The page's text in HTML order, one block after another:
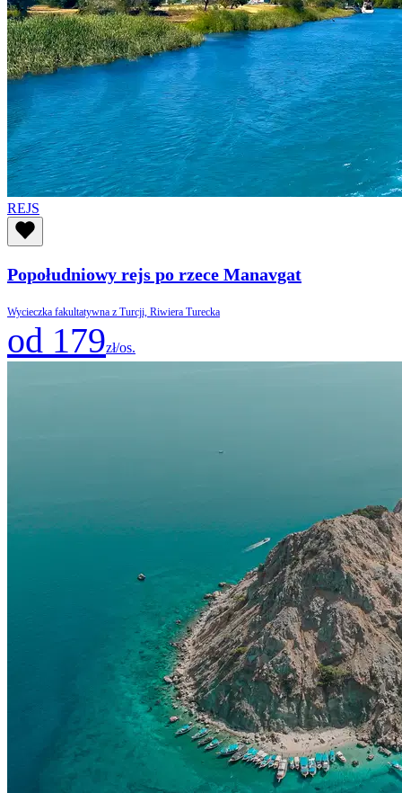
REJS
Popołudniowy rejs po rzece Manavgat
Wycieczka fakultatywna z Turcji, Riwiera Turecka
od 179zł/os.